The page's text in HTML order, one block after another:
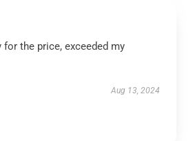
the price, exceeded my
Aug 13, 2024